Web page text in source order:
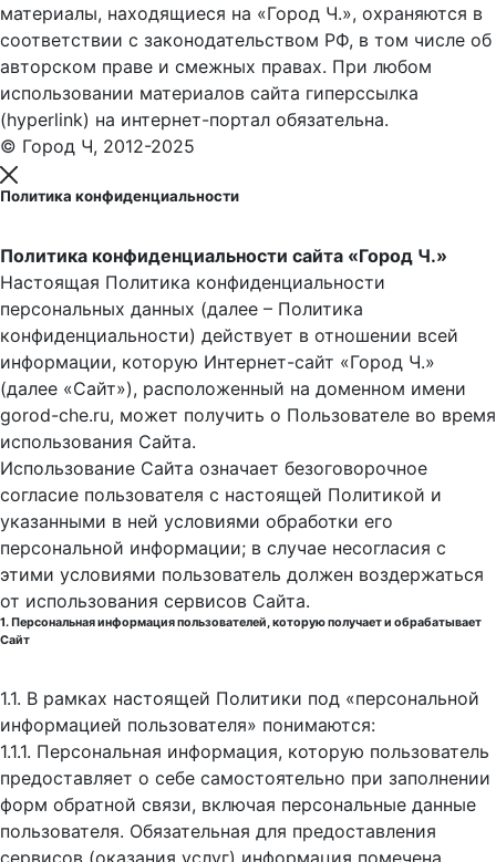
материалы, находящиеся на «Город Ч.», охраняются в
соответствии с законодательством РФ, в том числе об
авторском праве и смежных правах. При любом
использовании материалов сайта гиперссылка
(hyperlink) на интернет-портал обязательна.
© Город Ч, 2012-2025
Политика конфиденциальности
Политика конфиденциальности сайта «Город Ч.»
Настоящая Политика конфиденциальности
персональных данных (далее – Политика
конфиденциальности) действует в отношении всей
информации, которую Интернет-сайт «Город Ч.»
(далее «Сайт»), расположенный на доменном имени
gorod-che.ru, может получить о Пользователе во время
использования Cайта.
Использование Сайта означает безоговорочное
согласие пользователя с настоящей Политикой и
указанными в ней условиями обработки его
персональной информации; в случае несогласия с
этими условиями пользователь должен воздержаться
от использования сервисов Сайта.
1. Персональная информация пользователей, которую получает и обрабатывает
Сайт
1.1. В рамках настоящей Политики под «персональной
информацией пользователя» понимаются:
1.1.1. Персональная информация, которую пользователь
предоставляет о себе самостоятельно при заполнении
форм обратной связи, включая персональные данные
пользователя. Обязательная для предоставления